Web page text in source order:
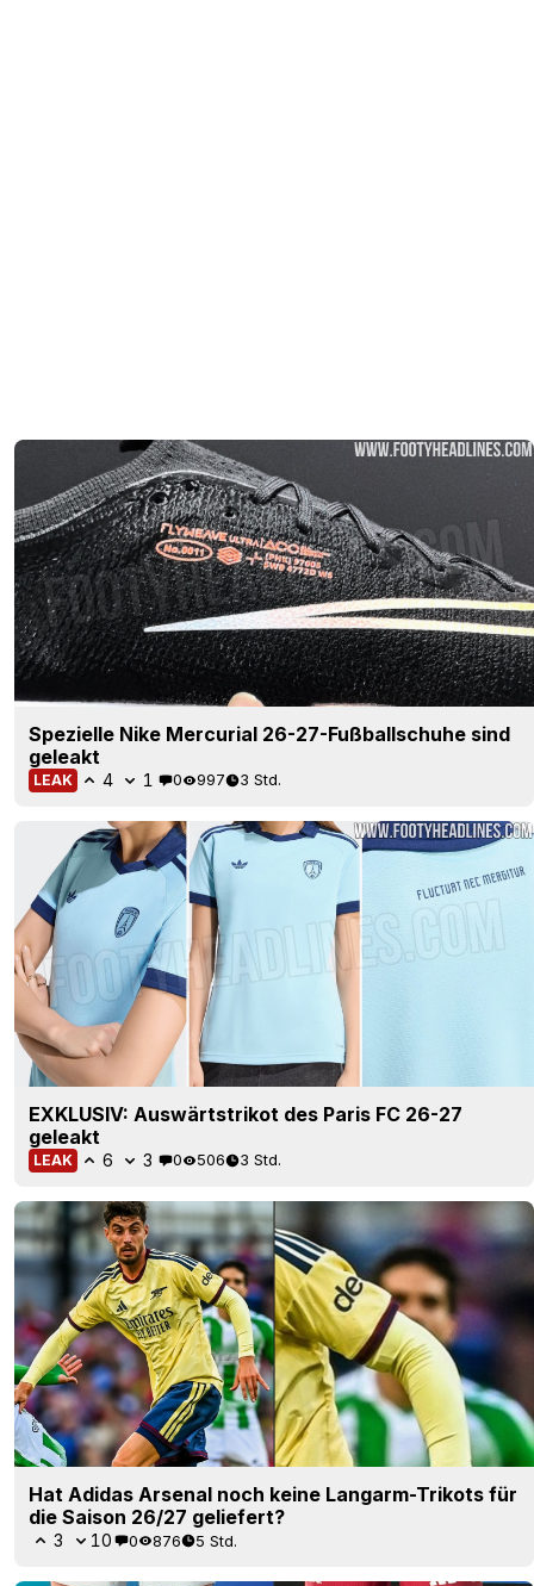
Spezielle Nike Mercurial 26-27-Fußballschuhe sind
geleakt
997 3 Std.
EXKLUSIV: Auswärtstrikot des Paris FC 26-27
geleakt
LEAK 506 3 Std.
Hat Adidas Arsenal noch keine Langarm-Trikots für
die Saison 26/27 geliefert?
3 10 0 876 5 Std.